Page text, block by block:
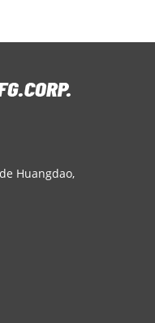
Huangdao,